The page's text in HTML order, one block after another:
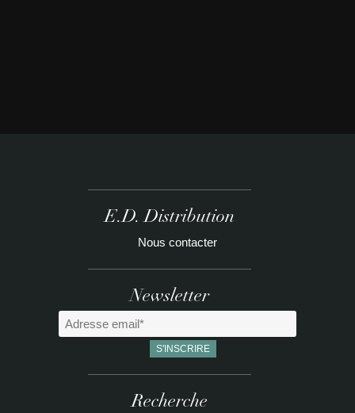
E.D. Distribution
Nous contacter
Newsletter
Recherche